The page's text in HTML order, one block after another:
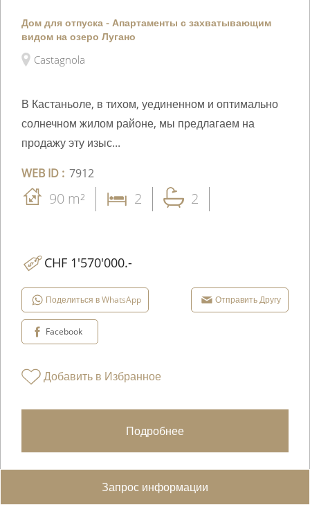
Дом для отпуска - Апартаменты с захватывающим
видом на озеро Лугано
Castagnola
В Кастаньоле, в тихом, уединенном и оптимально
солнечном жилом районе, мы предлагаем на
продажу эту изыс...
WEB ID : 7912
90 m² 2 2
CHF 1'570'000.-
Поделиться в WhatsApp Отправить Другу
Facebook
Добавить в Избранное
Подробнее
Запрос информации